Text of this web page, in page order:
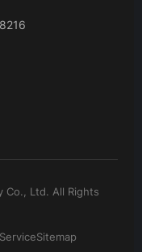
Co., Ltd. All Rights
Sitemap